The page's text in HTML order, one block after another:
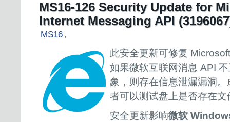
MS16-126 Security Update for
Internet Messaging API
MS16 ,
此安全更新可修复
如果微软互联网消息 API
象，则存在信息泄漏漏洞
者可以测试盘上是否存在文
安全更新影响微软